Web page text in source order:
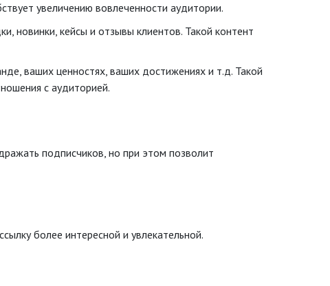
увеличению вовлеченности аудитории.
новинки, кейсы и отзывы клиентов. Такой контент
ваших ценностях, ваших достижениях и т.д. Такой
с аудиторией.
подписчиков, но при этом позволит
более интересной и увлекательной.